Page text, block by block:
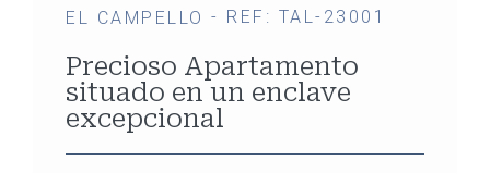
EL CAMPELLO - REF: TAL-23001
Precioso Apartamento
situado en un enclave
excepcional